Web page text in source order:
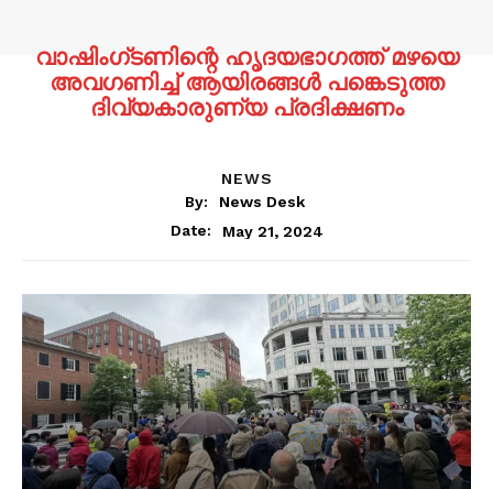
വാഷിംഗ്ടണിന്റെ ഹൃദയഭാഗത്ത് മഴയെ
അവഗണിച്ച് ആയിരങ്ങള്‍ പങ്കെടുത്ത
ദിവ്യകാരുണ്യ പ്രദിക്ഷണം
NEWS
By:
News Desk
Date:
May 21, 2024